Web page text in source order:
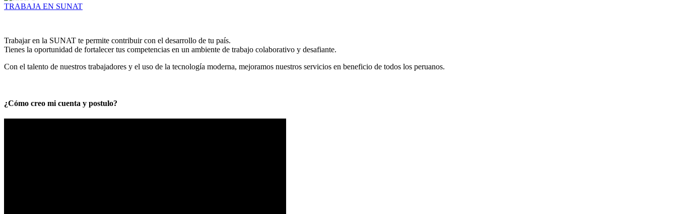
TRABAJA EN SUNAT
Trabajar en la SUNAT te permite contribuir con el desarrollo de tu país.
Tienes la oportunidad de fortalecer tus competencias en un ambiente de trabajo colaborativo y desafiante.
Con el talento de nuestros trabajadores y el uso de la tecnología moderna, mejoramos nuestros servicios en beneficio de todos los peruanos.
¿Cómo creo mi cuenta y postulo?